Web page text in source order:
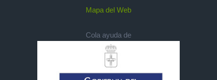
Mapa del Web
Cola ayuda de